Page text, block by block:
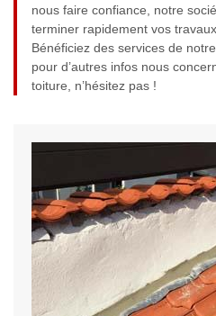
nous faire confiance, notre
terminer rapidement vos
Bénéficiez des services de
pour d’autres infos nous
toiture, n’hésitez pas !